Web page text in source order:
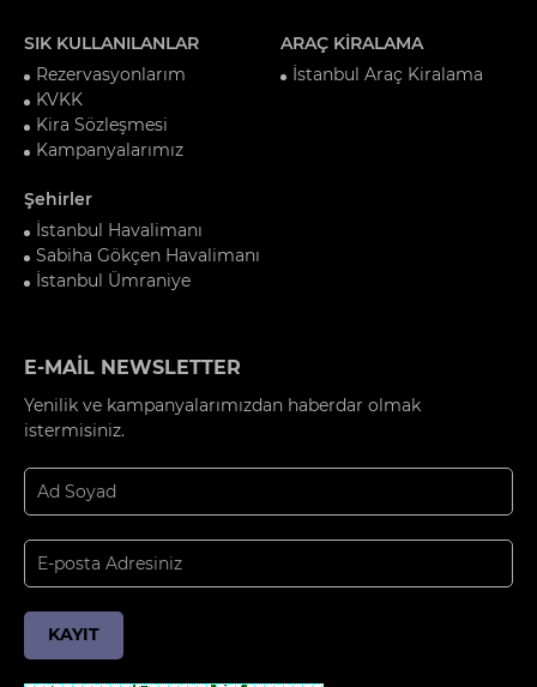
SIK KULLANILANLAR
Rezervasyonlarım
KVKK
Kira Sözleşmesi
Kampanyalarımız
ARAÇ KİRALAMA
İstanbul Araç Kiralama
Şehirler
İstanbul Havalimanı
Sabiha Gökçen Havalimanı
İstanbul Ümraniye
E-MAİL NEWSLETTER
Yenilik ve kampanyalarımızdan haberdar olmak
istermisiniz.
KAYIT